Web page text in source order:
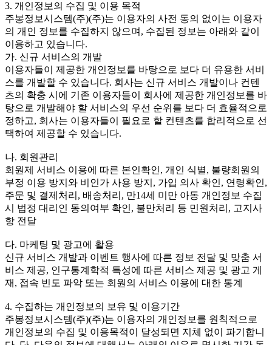
3. 개인정보의 수집 및 이용 목적
주봉정보시스템(주)(주)는 이용자의 사전 동의 없이는 이용자
의 개인 정보를 수집하지 않으며, 수집된 정보는 아래와 같이
이용하고 있습니다.
가. 신규 서비스의 개발
이용자들이 제공한 개인정보를 바탕으로 보다 더 유용한 서비
스를 개발할 수 있습니다. 회사는 신규 서비스 개발이나 컨텐
츠의 확충 시에 기존 이용자들이 회사에 제공한 개인정보를 바
탕으로 개발해야 할 서비스의 우선 순위를 보다 더 효율적으로
정하고, 회사는 이용자들이 필요로 할 컨텐츠를 합리적으로 선
택하여 제공할 수 있습니다.
나. 회원관리
회원제 서비스 이용에 따른 본인확인, 개인 식별, 불량회원의
부정 이용 방지와 비인가 사용 방지, 가입 의사 확인, 연령확인,
주문 및 결제처리, 배송처리, 만14세 미만 아동 개인정보 수집
시 법정 대리인 동의여부 확인, 불만처리 등 민원처리, 고지사
항 전달
다. 마케팅 및 광고에 활용
신규 서비스 개발과 이벤트 행사에 따른 정보 전달 및 맞춤 서
비스 제공, 인구통계학적 특성에 따른 서비스 제공 및 광고 게
재, 접속 빈도 파악 또는 회원의 서비스 이용에 대한 통계
4. 수집하는 개인정보의 보유 및 이용기간
주봉정보시스템(주)(주)는 이용자의 개인정보를 원칙적으로
개인정보의 수집 및 이용목적이 달성되면 지체 없이 파기합니